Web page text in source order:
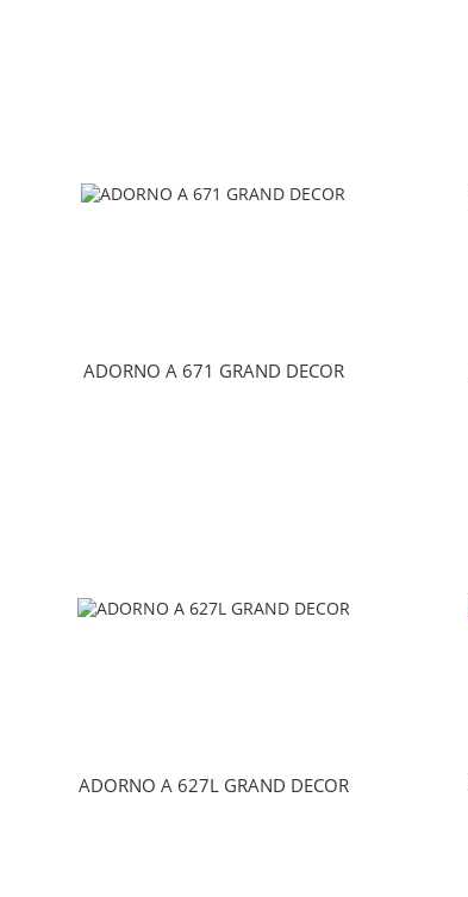
ADORNO A 671 GRAND DECOR
ADORNO A 627L GRAND DECOR